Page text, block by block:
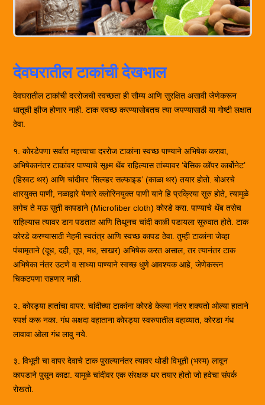
देवघरातील टाकांची देखभाल
देवघरातील टाकांची दररोजची स्वच्छता ही सौम्य आणि सुरक्षित असावी जेणेकरून
धातूची झीज होणार नाही. टाक स्वच्छ करण्यासोबतच त्या जपण्यासाठी या गोष्टी लक्षात
ठेवा.
१. कोरडेपणा सर्वात महत्त्वाचा दररोज टाकांना स्वच्छ पाण्याने अभिषेक करावा,
अभिषेकानंतर टाकांवर पाण्याचे सूक्ष्म थेंब राहिल्यास तांब्यावर ‘बेसिक कॉपर कार्बोनेट’
(हिरवट थर) आणि चांदीवर ‘सिल्व्हर सल्फाइड’ (काळा थर) तयार होतो. ​बोअरचे
क्षारयुक्त पाणी, नळाद्वारे येणारे क्लोरिनयुक्त पाणी याने हि प्रक्रिया सुरु होते, त्यामुळे
लगेच ते मऊ सुती कापडाने (Microfiber cloth) कोरडे करा. पाण्याचे थेंब तसेच
राहिल्यास त्यावर डाग पडतात आणि तिथूनच चांदी काळी पडायला सुरुवात होते. टाक
कोरडे करण्यासाठी नेहमी स्वतंत्र आणि स्वच्छ कापड ठेवा. तुम्ही टाकांना जेव्हा
पंचामृताने (दूध, दही, तूप, मध, साखर) अभिषेक करत असाल, तर त्यानंतर टाक
अभिषेका नंतर उटणे व साध्या पाण्याने स्वच्छ धुणे आवश्यक आहे, जेणेकरून
चिकटपणा राहणार नाही.
२. कोरड्या हातांचा वापर: चांदीच्या टाकांना कोरडे केल्या नंतर शक्यतो ओल्या हाताने
स्पर्श करू नका. गंध अक्षदा वहाताना कोरड्या स्वरुपातील वहाव्यात, कोरडा गंध
लावावा ओला गंध लावु नये.
३. विभूती चा वापर देवाचे टाक पुसल्यानंतर त्यावर थोडी विभूती (भस्म) लावून
कापडाने पुसून काढा. यामुळे चांदीवर एक संरक्षक थर तयार होतो जो हवेचा संपर्क
रोखतो.